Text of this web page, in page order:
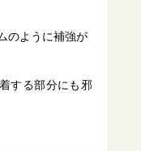
のように補強が
する部分にも邪